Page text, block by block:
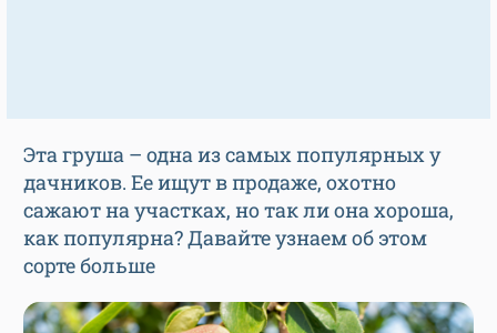
Эта груша – одна из самых популярных у
дачников. Ее ищут в продаже, охотно
сажают на участках, но так ли она хороша,
как популярна? Давайте узнаем об этом
сорте больше